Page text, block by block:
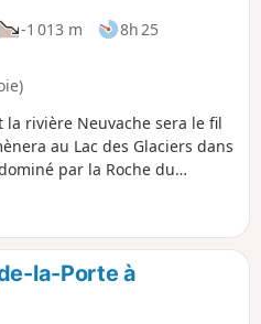
-1 013 m
8h 25
rivière Neuvache sera le fil
au Lac des Glaciers dans
par la Roche du
Lac Curtalès, le Lac Rond, le
sans nom.La diversité des
et minéral, fait tout
mais exigeante
aguerris aux longues
la-Porte à